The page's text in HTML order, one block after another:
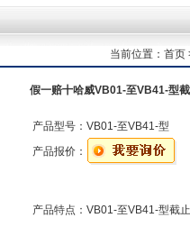
当前位置： 首页
假一赔十哈威VB01-至VB41-型
产品型号： VB01-至VB41-型
产品报价：
产品特点： VB01-至VB41-型截